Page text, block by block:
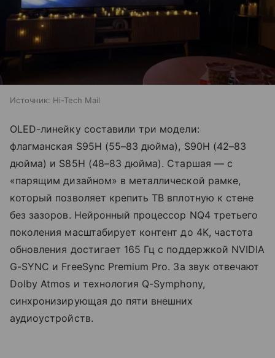
Источник: Hi-Tech Mail
OLED-линейку составили три модели:
флагманская S95H (55–83 дюйма), S90H (42–83
дюйма) и S85H (48–83 дюйма). Старшая — с
«парящим дизайном» в металлической рамке,
который позволяет крепить ТВ вплотную к стене
без зазоров. Нейронный процессор NQ4 третьего
поколения масштабирует контент до 4K, частота
обновления достигает 165 Гц с поддержкой NVIDIA
G-SYNC и FreeSync Premium Pro. За звук отвечают
Dolby Atmos и технология Q-Symphony,
синхронизирующая до пяти внешних
аудиоустройств.